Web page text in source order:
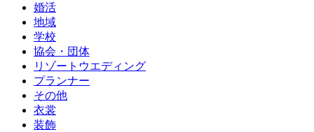
婚活
地域
学校
協会・団体
リゾートウエディング
プランナー
その他
衣裳
装飾